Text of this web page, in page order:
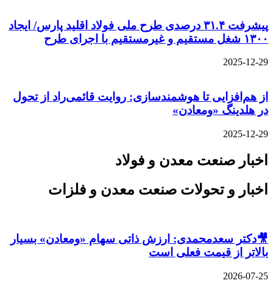
پیشرفت ۳۱.۴ درصدی طرح ملی فولاد اقلید پارس/ ایجاد
۱۳۰۰ شغل مستقیم و غیرمستقیم با اجرای طرح
2025-12-29
از هم‌افزایی تا هوشمندسازی: روایت قائمی‌راد از تحول
در هلدینگ «ومعادن»
2025-12-29
اخبار صنعت معدن و فولاد
اخبار و تحولات صنعت معدن و فلزات
🎥دکتر سعدمحمدی: ارزش ذاتی سهام «ومعادن» بسیار
بالاتر از قیمت فعلی است
2026-07-25